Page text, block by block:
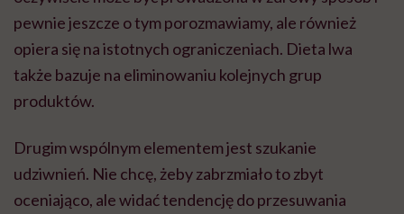
pewnie jeszcze o tym porozmawiamy, ale również
opiera się na istotnych ograniczeniach. Dieta lwa
także bazuje na eliminowaniu kolejnych grup
produktów.
Drugim wspólnym elementem jest szukanie
udziwnień. Nie chcę, żeby zabrzmiało to zbyt
oceniająco, ale widać tendencję do przesuwania